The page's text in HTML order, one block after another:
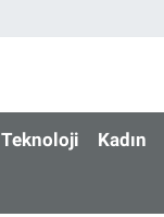
Teknoloji Kadın